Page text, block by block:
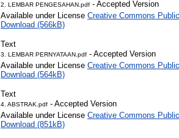
2. LEMBAR PENGESAHAN.pdf - Accepted Version
Available under License Creative Commons
Download (566kB)
Text
3. LEMBAR PERNYATAAN.pdf - Accepted Version
Available under License Creative Commons
Download (564kB)
Text
4. ABSTRAK.pdf - Accepted Version
Available under License Creative Commons
Download (851kB)